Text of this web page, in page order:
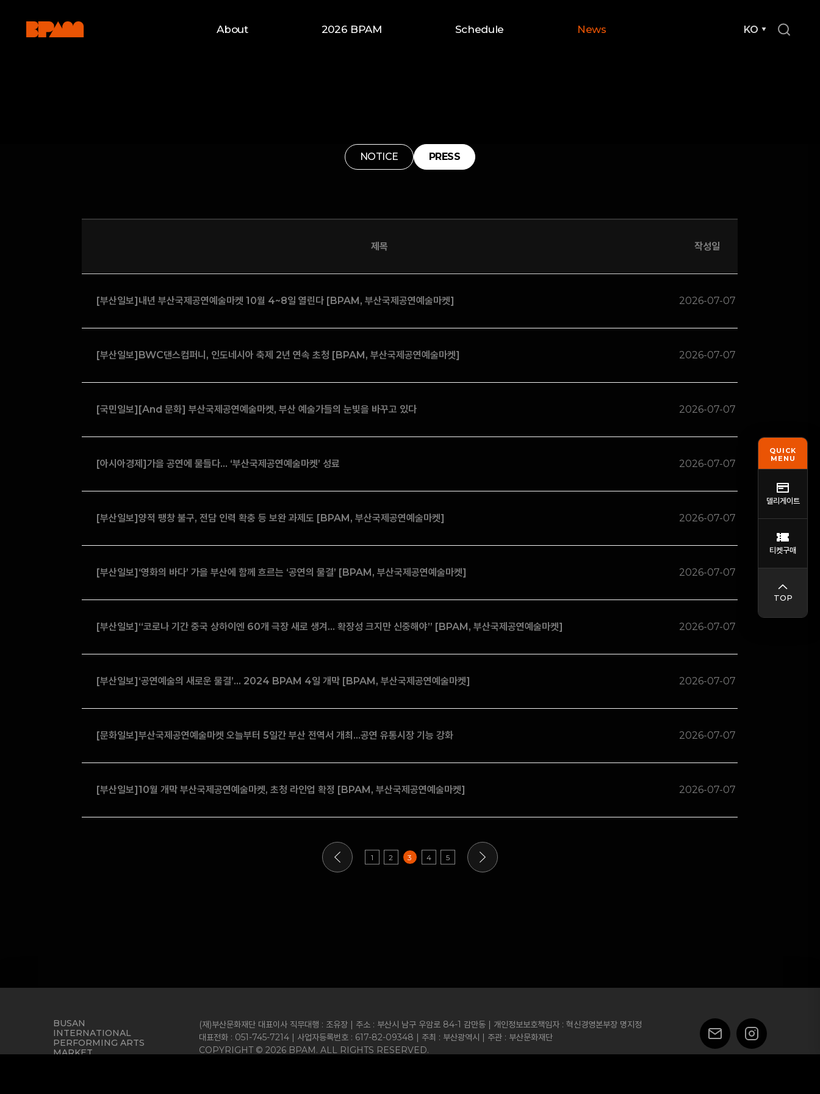
QUICK
MENU
델리게이트
티켓구매
TOP
About 2026 BPAM Schedule News KO
NOTICE PRESS
제목 작성일
[부산일보]내년 부산국제공연예술마켓 10월 4~8일 열린다 [BPAM, 부산국제공연예술마켓] 2026-07-07
[부산일보]BWC댄스컴퍼니, 인도네시아 축제 2년 연속 초청 [BPAM, 부산국제공연예술마켓] 2026-07-07
[국민일보][And 문화] 부산국제공연예술마켓, 부산 예술가들의 눈빛을 바꾸고 있다 2026-07-07
[아시아경제]가을 공연에 물들다… ‘부산국제공연예술마켓’ 성료 2026-07-07
[부산일보]양적 팽창 불구, 전담 인력 확충 등 보완 과제도 [BPAM, 부산국제공연예술마켓] 2026-07-07
[부산일보]‘영화의 바다’ 가을 부산에 함께 흐르는 ‘공연의 물결’ [BPAM, 부산국제공연예술마켓] 2026-07-07
[부산일보]“코로나 기간 중국 상하이엔 60개 극장 새로 생겨… 확장성 크지만 신중해야” [BPAM, 부산국제공연예술마켓] 2026-07-07
[부산일보]‘공연예술의 새로운 물결’… 2024 BPAM 4일 개막 [BPAM, 부산국제공연예술마켓] 2026-07-07
[문화일보]부산국제공연예술마켓 오늘부터 5일간 부산 전역서 개최…공연 유통시장 기능 강화 2026-07-07
[부산일보]10월 개막 부산국제공연예술마켓, 초청 라인업 확정 [BPAM, 부산국제공연예술마켓] 2026-07-07
1 2 3 4 5
BUSAN
INTERNATIONAL
PERFORMING ARTS
MARKET
(재)부산문화재단 대표이사 직무대행 : 조유장 | 주소 : 부산시 남구 우암로 84-1 감만동 | 개인정보보호책임자 : 혁신경영본부장 명지정
대표전화 : 051-745-7214 | 사업자등록번호 : 617-82-09348 | 주최 : 부산광역시 | 주관 : 부산문화재단
COPYRIGHT © 2026 BPAM. ALL RIGHTS RESERVED.